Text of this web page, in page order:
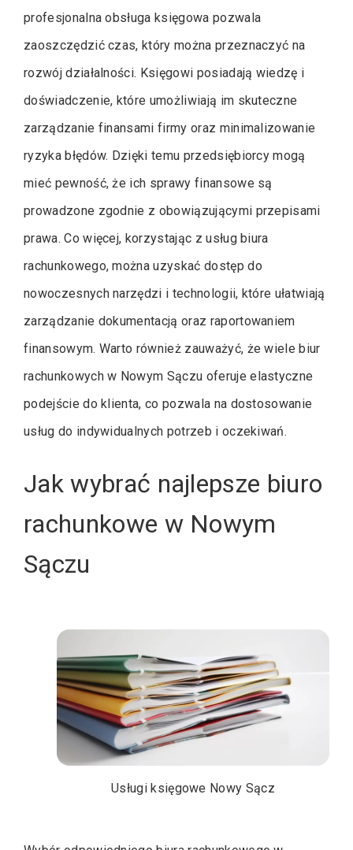
profesjonalna obsługa księgowa pozwala
zaoszczędzić czas, który można przeznaczyć na
rozwój działalności. Księgowi posiadają wiedzę i
doświadczenie, które umożliwiają im skuteczne
zarządzanie finansami firmy oraz minimalizowanie
ryzyka błędów. Dzięki temu przedsiębiorcy mogą
mieć pewność, że ich sprawy finansowe są
prowadzone zgodnie z obowiązującymi przepisami
prawa. Co więcej, korzystając z usług biura
rachunkowego, można uzyskać dostęp do
nowoczesnych narzędzi i technologii, które ułatwiają
zarządzanie dokumentacją oraz raportowaniem
finansowym. Warto również zauważyć, że wiele biur
rachunkowych w Nowym Sączu oferuje elastyczne
podejście do klienta, co pozwala na dostosowanie
usług do indywidualnych potrzeb i oczekiwań.
Jak wybrać najlepsze biuro
rachunkowe w Nowym
Sączu
Usługi księgowe Nowy Sącz